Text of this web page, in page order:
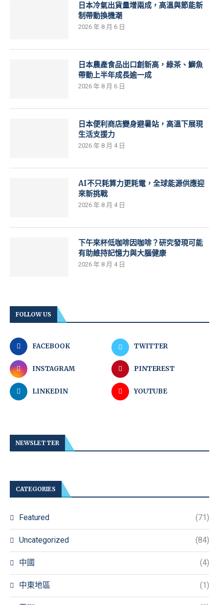
日本冷氣出貨量增兩成，高溫與節能新
制帶動換機潮
2026 年 8 月 6 日
日本農產食品出口創新高，綠茶、鰤魚
帶動上半年成長逾一成
2026 年 8 月 6 日
日本便利商店變身避暑站，高溫下展現
生活支援力
2026 年 8 月 4 日
AI不只耗算力更耗電，全球能源供應迎
來新挑戰
2026 年 8 月 4 日
下午來杯低咖啡因咖啡？研究發現可能
有助維持記憶力與大腦健康
2026 年 8 月 4 日
FOLLOW US
FACEBOOK TWITTER
INSTAGRAM PINTEREST
LINKEDIN YOUTUBE
NEWSLETTER
CATEGORIES
Featured (71)
Uncategorized (84)
中國 (4)
中東地區 (1)